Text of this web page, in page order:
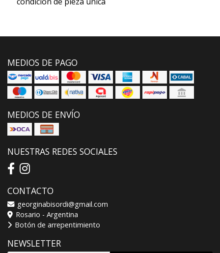
MEDIOS DE PAGO
MEDIOS DE ENVÍO
NUESTRAS REDES SOCIALES
CONTACTO
georginabisordi@gmail.com
Rosario - Argentina
Botón de arrepentimiento
NEWSLETTER